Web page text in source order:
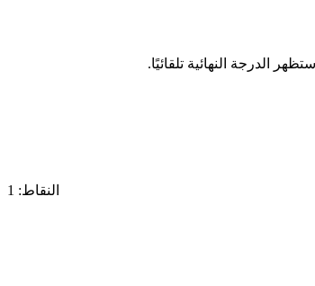
الدرجة النهائية تلقائيًا.
النقاط: 1